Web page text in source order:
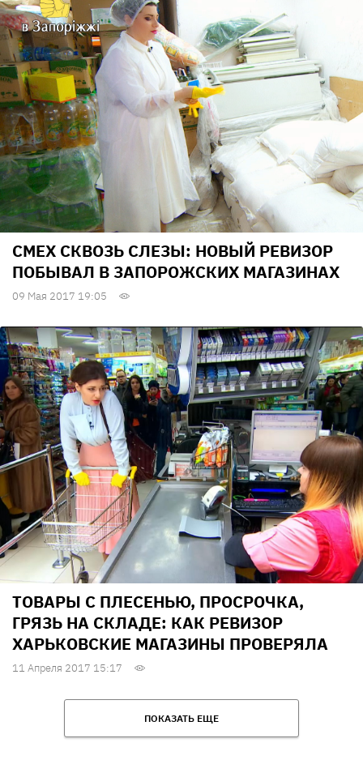
СМЕХ СКВОЗЬ СЛЕЗЫ: НОВЫЙ РЕВИЗОР
ПОБЫВАЛ В ЗАПОРОЖСКИХ МАГАЗИНАХ
09 Мая 2017 19:05
ТОВАРЫ С ПЛЕСЕНЬЮ, ПРОСРОЧКА,
ГРЯЗЬ НА СКЛАДЕ: КАК РЕВИЗОР
ХАРЬКОВСКИЕ МАГАЗИНЫ ПРОВЕРЯЛА
11 Апреля 2017 15:17
ПОКАЗАТЬ ЕЩЕ